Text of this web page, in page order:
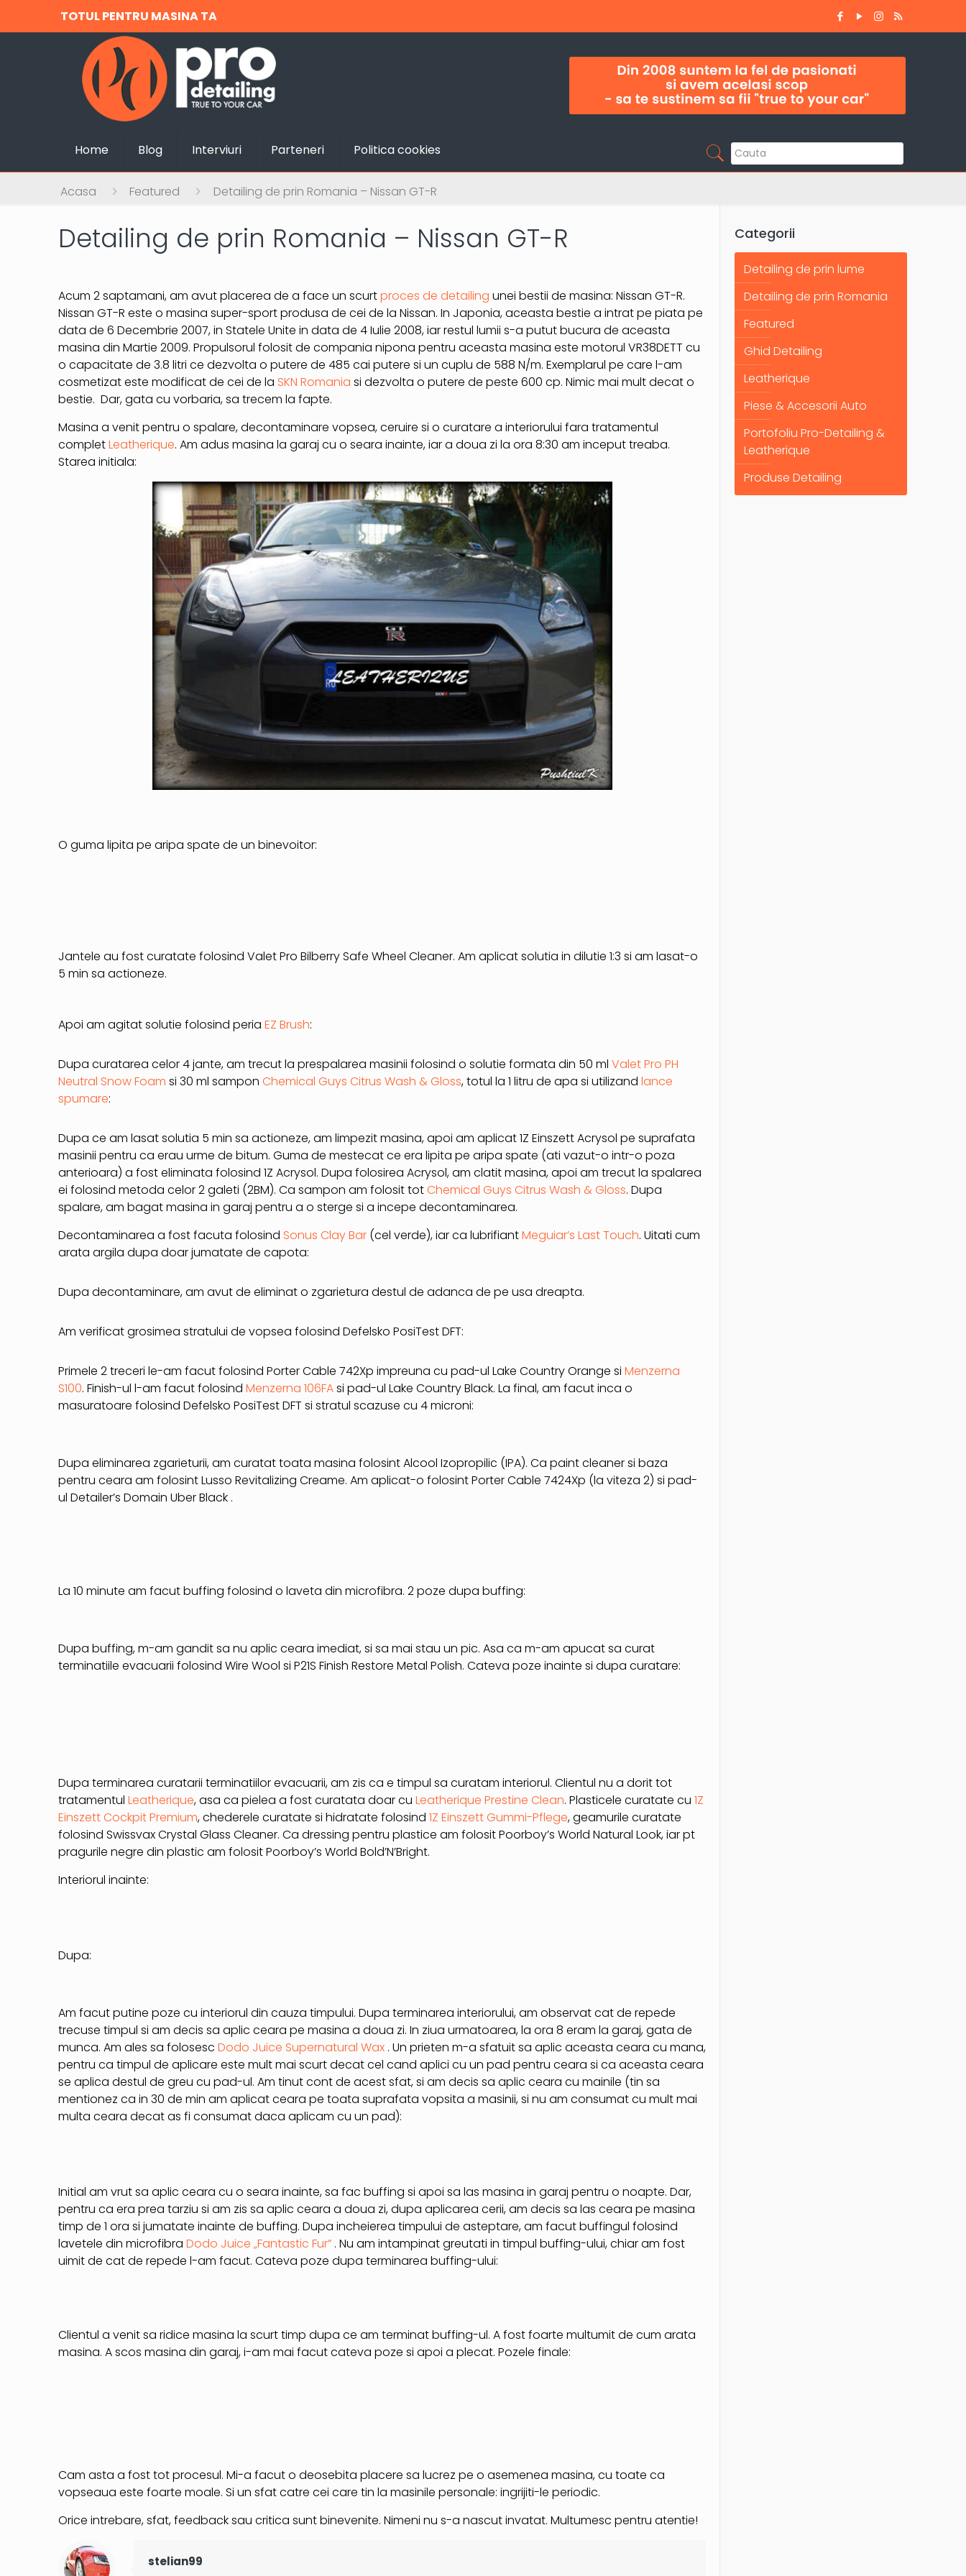
TOTUL PENTRU MASINA TA
Home Blog Interviuri Parteneri Politica cookies
Acasa Featured Detailing de prin Romania – Nissan GT-R
Detailing de prin Romania – Nissan GT-R
Acum 2 saptamani, am avut placerea de a face un scurtproces de detailing unei bestii de masina: Nissan GT-R.
Nissan GT-R este o masina super-sport produsa de cei de la Nissan. In Japonia, aceasta bestie a intrat pe piata pe
data de 6 Decembrie 2007, in Statele Unite in data de 4 Iulie 2008, iar restul lumii s-a putut bucura de aceasta
masina din Martie 2009. Propulsorul folosit de compania nipona pentru aceasta masina este motorul VR38DETT cu
o capacitate de 3.8 litri ce dezvolta o putere de 485 cai putere si un cuplu de 588 N/m. Exemplarul pe care l-am
cosmetizat este modificat de cei de la SKN Romania si dezvolta o putere de peste 600 cp. Nimic mai mult decat o
bestie. Dar, gata cu vorbaria, sa trecem la fapte.
Masina a venit pentru o spalare, decontaminare vopsea, ceruire si o curatare a interiorului fara tratamentul
completLeatherique. Am adus masina la garaj cu o seara inainte, iar a doua zi la ora 8:30 am inceput treaba.
Starea initiala:
O guma lipita pe aripa spate de un binevoitor:
Jantele au fost curatate folosind Valet Pro Bilberry Safe Wheel Cleaner. Am aplicat solutia in dilutie 1:3 si am lasat-o
5 min sa actioneze.
Apoi am agitat solutie folosind periaEZ Brush:
Dupa curatarea celor 4 jante, am trecut la prespalarea masinii folosind o solutie formata din 50 mlValet Pro PH
Neutral Snow Foam si 30 ml samponChemical Guys Citrus Wash & Gloss, totul la 1 litru de apa si utilizandlance
spumare:
Dupa ce am lasat solutia 5 min sa actioneze, am limpezit masina, apoi am aplicat 1Z Einszett Acrysol pe suprafata
masinii pentru ca erau urme de bitum. Guma de mestecat ce era lipita pe aripa spate (ati vazut-o intr-o poza
anterioara) a fost eliminata folosind 1Z Acrysol. Dupa folosirea Acrysol, am clatit masina, apoi am trecut la spalarea
ei folosind metoda celor 2 galeti (2BM). Ca sampon am folosit totChemical Guys Citrus Wash & Gloss. Dupa
spalare, am bagat masina in garaj pentru a o sterge si a incepe decontaminarea.
Decontaminarea a fost facuta folosind Sonus Clay Bar (cel verde), iar ca lubrifiantMeguiar’s Last Touch. Uitati cum
arata argila dupa doar jumatate de capota:
Dupa decontaminare, am avut de eliminat o zgarietura destul de adanca de pe usa dreapta.
Am verificat grosimea stratului de vopsea folosind Defelsko PosiTest DFT:
Primele 2 treceri le-am facut folosind Porter Cable 742Xp impreuna cu pad-ul Lake Country Orange siMenzerna
S100. Finish-ul l-am facut folosindMenzerna 106FAsi pad-ul Lake Country Black. La final, am facut inca o
masuratoare folosind Defelsko PosiTest DFT si stratul scazuse cu 4 microni:
Dupa eliminarea zgarieturii, am curatat toata masina folosint Alcool Izopropilic (IPA). Ca paint cleaner si baza
pentru ceara am folosint Lusso Revitalizing Creame. Am aplicat-o folosint Porter Cable 7424Xp (la viteza 2) si pad-
ul Detailer’s Domain Uber Black .
La 10 minute am facut buffing folosind o laveta din microfibra. 2 poze dupa buffing:
Dupa buffing, m-am gandit sa nu aplic ceara imediat, si sa mai stau un pic. Asa ca m-am apucat sa curat
terminatiile evacuarii folosind Wire Wool si P21S Finish Restore Metal Polish. Cateva poze inainte si dupa curatare:
Dupa terminarea curatarii terminatiilor evacuarii, am zis ca e timpul sa curatam interiorul. Clientul nu a dorit tot
tratamentulLeatherique, asa ca pielea a fost curatata doar cuLeatherique Prestine Clean. Plasticele curatate cu1Z
Einszett Cockpit Premium, chederele curatate si hidratate folosind1Z Einszett Gummi-Pflege, geamurile curatate
folosind Swissvax Crystal Glass Cleaner. Ca dressing pentru plastice am folosit Poorboy’s World Natural Look, iar pt
pragurile negre din plastic am folosit Poorboy’s World Bold’N’Bright.
Interiorul inainte:
Dupa:
Am facut putine poze cu interiorul din cauza timpului. Dupa terminarea interiorului, am observat cat de repede
trecuse timpul si am decis sa aplic ceara pe masina a doua zi. In ziua urmatoarea, la ora 8 eram la garaj, gata de
munca. Am ales sa folosescDodo Juice Supernatural Wax . Un prieten m-a sfatuit sa aplic aceasta ceara cu mana,
pentru ca timpul de aplicare este mult mai scurt decat cel cand aplici cu un pad pentru ceara si ca aceasta ceara
se aplica destul de greu cu pad-ul. Am tinut cont de acest sfat, si am decis sa aplic ceara cu mainile (tin sa
mentionez ca in 30 de min am aplicat ceara pe toata suprafata vopsita a masinii, si nu am consumat cu mult mai
multa ceara decat as fi consumat daca aplicam cu un pad):
Initial am vrut sa aplic ceara cu o seara inainte, sa fac buffing si apoi sa las masina in garaj pentru o noapte. Dar,
pentru ca era prea tarziu si am zis sa aplic ceara a doua zi, dupa aplicarea cerii, am decis sa las ceara pe masina
timp de 1 ora si jumatate inainte de buffing. Dupa incheierea timpului de asteptare, am facut buffingul folosind
lavetele din microfibraDodo Juice „Fantastic Fur” . Nu am intampinat greutati in timpul buffing-ului, chiar am fost
uimit de cat de repede l-am facut. Cateva poze dupa terminarea buffing-ului:
Clientul a venit sa ridice masina la scurt timp dupa ce am terminat buffing-ul. A fost foarte multumit de cum arata
masina. A scos masina din garaj, i-am mai facut cateva poze si apoi a plecat. Pozele finale:
Cam asta a fost tot procesul. Mi-a facut o deosebita placere sa lucrez pe o asemenea masina, cu toate ca
vopseaua este foarte moale. Si un sfat catre cei care tin la masinile personale: ingrijiti-le periodic.
Orice intrebare, sfat, feedback sau critica sunt binevenite. Nimeni nu s-a nascut invatat. Multumesc pentru atentie!
stelian99
Categorii
Detailing de prin lume
Detailing de prin Romania
Featured
Ghid Detailing
Leatherique
Piese & Accesorii Auto
Portofoliu Pro-Detailing &
Leatherique
Produse Detailing